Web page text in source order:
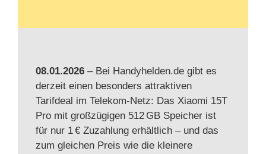
08.01.2026 – Bei Handyhelden.de gibt es
derzeit einen besonders attraktiven
Tarifdeal im Telekom‑Netz: Das Xiaomi 15T
Pro mit großzügigen 512 GB Speicher ist
für nur 1 € Zuzahlung erhältlich – und das
zum gleichen Preis wie die kleinere